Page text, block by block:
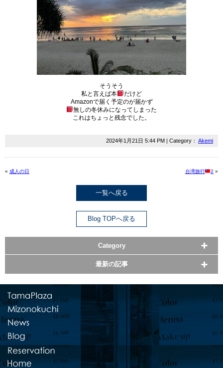
そうそう
私と言えば本
だけど
Amazonで届く予定のが届かず
無しの冬休みになってしまった
これはちょっと残念でした。
2024年1月21日 5:44 PM | Category： Akemi
« 成人の日 台湾旅行 2 »
一覧へ戻る
Blog TOPへ戻る
Category
最新の記事